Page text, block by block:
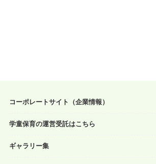
コーポレートサイト（企業情報）
学童保育の運営受託はこちら
ギャラリー集